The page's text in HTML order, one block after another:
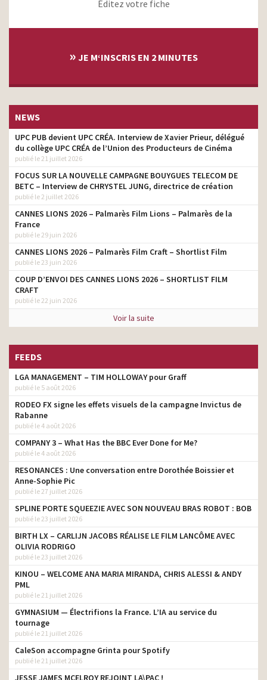
plus fort qu’un projet qui
client
construire
Leroy Merlin – Enki –
Creation de scénarios
Leroy Merlin – l’aventure
d’une vie
client
Leroy Merlin – Mes outils
s’appellent Reviens
Leroy Merlin – Spécial
Leroy Merlin – Tutoriel
spécial Saint Valentin
Leroy Merlin – Selfies-
Petites Conversations
Leroy Merlin – « Toutes
nos envies »
Éditez votre fiche
» JE M‘INSCRIS EN 2 MINUTES
NEWS
UPC PUB devient UPC CRÉA. Interview de Xavier Prieur, délégué
du collège UPC CRÉA de l’Union des Producteurs de Cinéma
publié le 21 juillet 2026
FOCUS SUR LA NOUVELLE CAMPAGNE BOUYGUES TELECOM DE
BETC – Interview de CHRYSTEL JUNG, directrice de création
publié le 2 juillet 2026
CANNES LIONS 2026 – Palmarès Film Lions – Palmarès de la
France
publié le 29 juin 2026
CANNES LIONS 2026 – Palmarès Film Craft – Shortlist Film
publié le 23 juin 2026
COUP D’ENVOI DES CANNES LIONS 2026 – SHORTLIST FILM
CRAFT
publié le 22 juin 2026
Voir la suite
FEEDS
LGA MANAGEMENT – TIM HOLLOWAY pour Graff
publié le 5 août 2026
RODEO FX signe les effets visuels de la campagne Invictus de
Rabanne
publié le 4 août 2026
COMPANY 3 – What Has the BBC Ever Done for Me?
publié le 4 août 2026
RESONANCES : Une conversation entre Dorothée Boissier et
Anne-Sophie Pic
publié le 27 juillet 2026
SPLINE PORTE SQUEEZIE AVEC SON NOUVEAU BRAS ROBOT : BOB
publié le 23 juillet 2026
BIRTH LX – CARLIJN JACOBS RÉALISE LE FILM LANCÔME AVEC
OLIVIA RODRIGO
publié le 23 juillet 2026
KINOU – WELCOME ANA MARIA MIRANDA, CHRIS ALESSI & ANDY
PML
publié le 21 juillet 2026
GYMNASIUM — Électrifions la France. L’IA au service du
tournage
publié le 21 juillet 2026
CaleSon accompagne Grinta pour Spotify
publié le 21 juillet 2026
JESSE JAMES MCELROY REJOINT LA\PAC !